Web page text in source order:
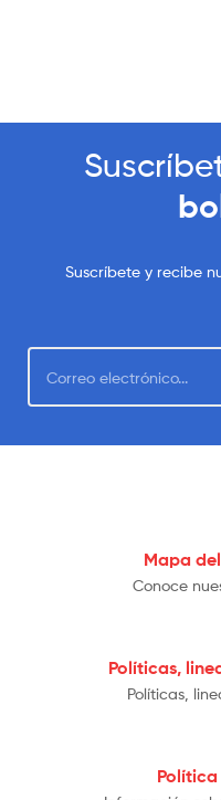
Suscríbete y recibe
Mapa
Conoce
Políticas,
Políticas,
Política